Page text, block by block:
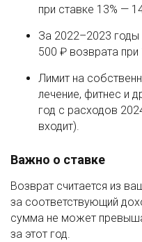
при ставке 13% —
За 2022–2023
500 ₽ возврата при
Лимит на
лечение, фитнес и
год с расходов
входит).
Важно о ставке
Возврат считается из
за соответствующий
сумма не может
за этот год.